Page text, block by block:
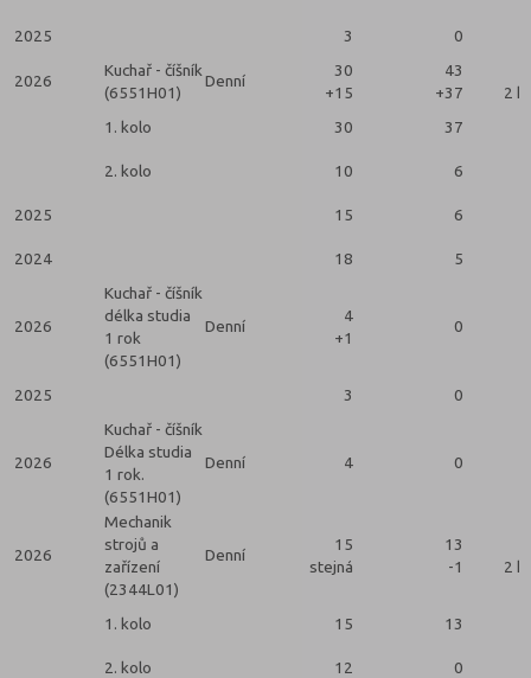
2025 3 0
2026
Kuchař - číšník
(6551H01)
Denní
30
+15
43
+37
2
1. kolo
30 37
2. kolo 10 6
2025 15 6
2024 18 5
2026
Kuchař - číšník
délka studia
1 rok
(6551H01)
Denní
4
+1
0
2025 3 0
2026
Kuchař - číšník
Délka studia
1 rok.
(6551H01)
Denní 4 0
2026
Mechanik
strojů a
zařízení
(2344L01)
Denní
15
stejná
13
-1
2
1. kolo 15 13
2. kolo 12 0